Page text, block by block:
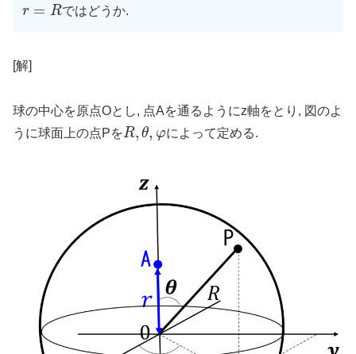
r = Rではどうか.
[解]
球の中心を原点Oとし, 点Aを通るようにz軸をとり, 図のよ
うに球面上の点PをR, θ, φによって定める.